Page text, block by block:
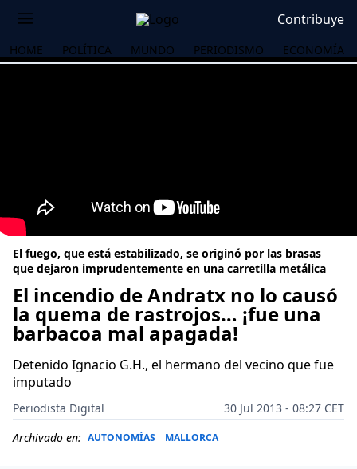
Contribuye
HOME POLÍTICA MUNDO PERIODISMO ECONOMÍA
El fuego, que está estabilizado, se originó por las brasas
que dejaron imprudentemente en una carretilla metálica
El incendio de Andratx no lo causó
la quema de rastrojos… ¡fue una
barbacoa mal apagada!
Detenido Ignacio G.H., el hermano del vecino que fue
imputado
Periodista Digital
30 Jul 2013 - 08:27 CET
Archivado en: AUTONOMÍAS MALLORCA